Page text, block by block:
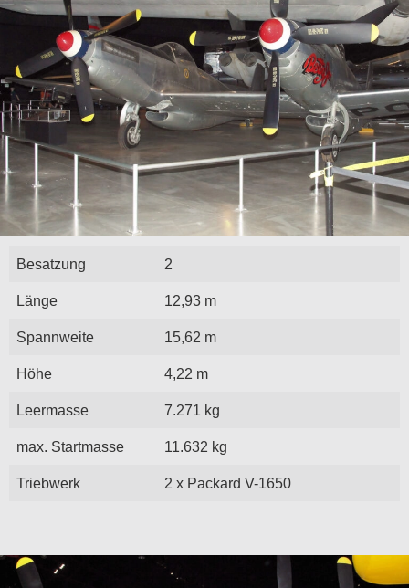
Besatzung 2
Länge 12,93 m
Spannweite 15,62 m
Höhe 4,22 m
Leermasse 7.271 kg
max. Startmasse 11.632 kg
Triebwerk 2 x Packard V-1650